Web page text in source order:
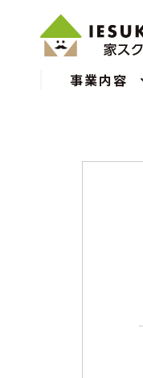
事業内容